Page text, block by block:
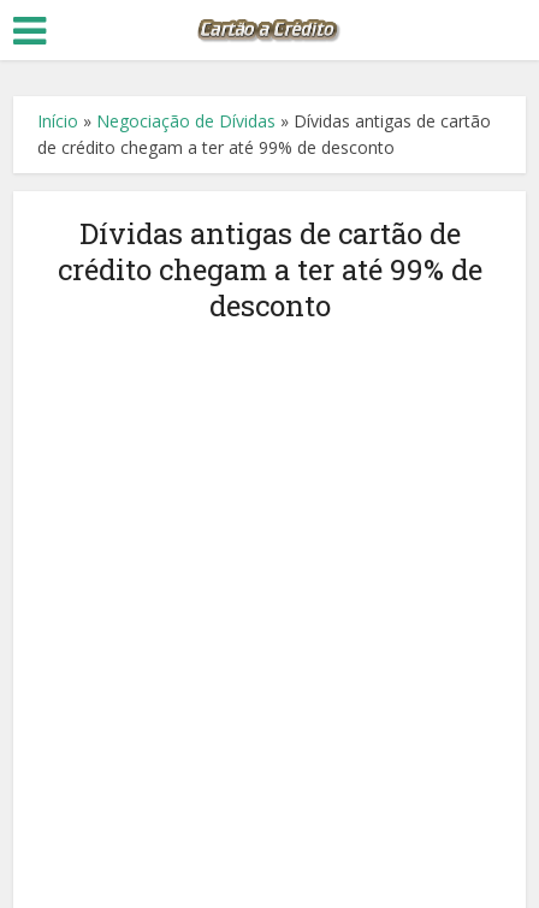
Início » Negociação de Dívidas » Dívidas antigas de cartão
de crédito chegam a ter até 99% de desconto
Dívidas antigas de cartão de
crédito chegam a ter até 99% de
desconto